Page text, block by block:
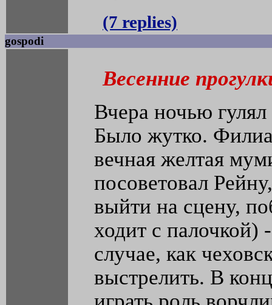
(7 replies)
gospodi
Весенние
Вчера ночью
Было жутко.
вечная желтая
посоветовал
выйти на сцену,
ходит с палочкой)
случае, как
выстрелить. В